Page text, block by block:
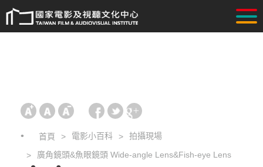
首頁 電影小百科
拍攝現場
廣角鏡頭&魚眼鏡頭 Wide-angle Lens&Fish-eye Lens